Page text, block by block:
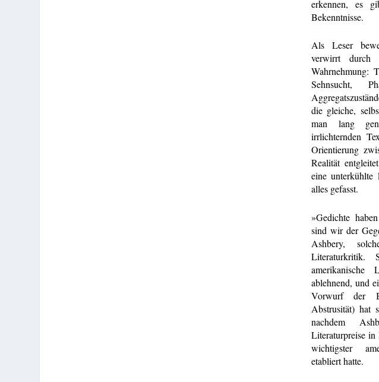
erkennen, es
Bekenntnisse.
Als Leser
verwirrt durch
Wahrnehmung:
Sehnsucht,
die gleiche,
man lang
irrlichternden
Orientierung
Realität
eine
alles gefasst.
»Gedichte
sind wir der
Ashbery,
Literaturkritik.
amerikanische
ablehnend, und
Vorwurf der
Abstrusität) hat
nachdem
Literaturpreise
wichtigster
etabliert hatte.